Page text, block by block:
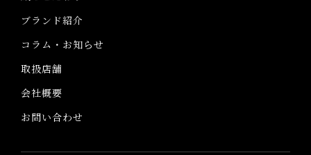
ブランド紹介
コラム・お知らせ
取扱店舗
会社概要
お問い合わせ